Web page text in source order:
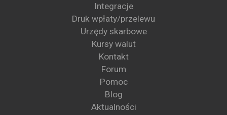
Integracje
Druk wpłaty/przelewu
Urzędy skarbowe
Kursy walut
Kontakt
Forum
Pomoc
Blog
Aktualności